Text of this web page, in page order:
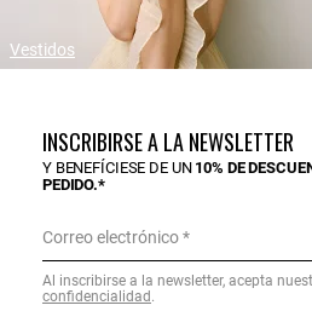
Vestidos
INSCRIBIRSE A LA NEWSLETTER
Y BENEFÍCIESE DE UN 10% DE
PEDIDO.*
Correo electrónico
Al inscribirse a la newsletter, acepta
confidencialidad.